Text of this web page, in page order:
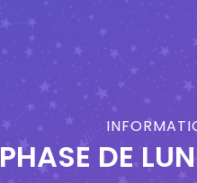
PHASE DE